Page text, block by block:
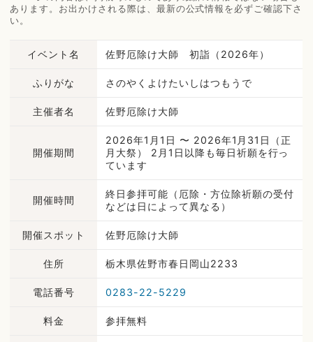
あります。お出かけされる際は、最新の公式情報を必ずご確認下さ
い。
イベント名 佐野厄除け大師 初詣（2026年）
ふりがな さのやくよけたいしはつもうで
主催者名 佐野厄除け大師
開催期間
2026年1月1日 〜 2026年1月31日（正
月大祭） 2月1日以降も毎日祈願を行っ
ています
開催時間
終日参拝可能（厄除・方位除祈願の受付
などは日によって異なる）
開催スポット 佐野厄除け大師
住所 栃木県佐野市春日岡山2233
電話番号 0283-22-5229
料金 参拝無料